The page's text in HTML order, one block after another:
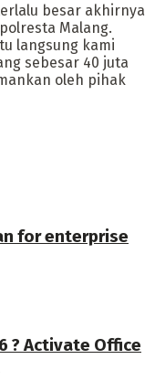
besar akhirnya
Malang.
langsung kami
sebesar 40 juta
oleh pihak
for enterprise
? Activate Office